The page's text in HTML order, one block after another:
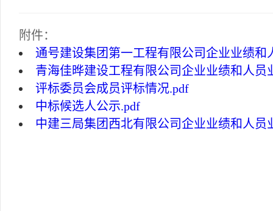
附件：
通号建设集团第一工程有限公司企业业绩和
青海佳晔建设工程有限公司企业业绩和人员
评标委员会成员评标情况.pdf
中标候选人公示.pdf
中建三局集团西北有限公司企业业绩和人员